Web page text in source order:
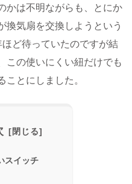
かは不明ながらも、とにか
換気扇を交換しようという
ど待っていたのですが結
この使いにくい紐だけでも
ことにしました。
スイッチ